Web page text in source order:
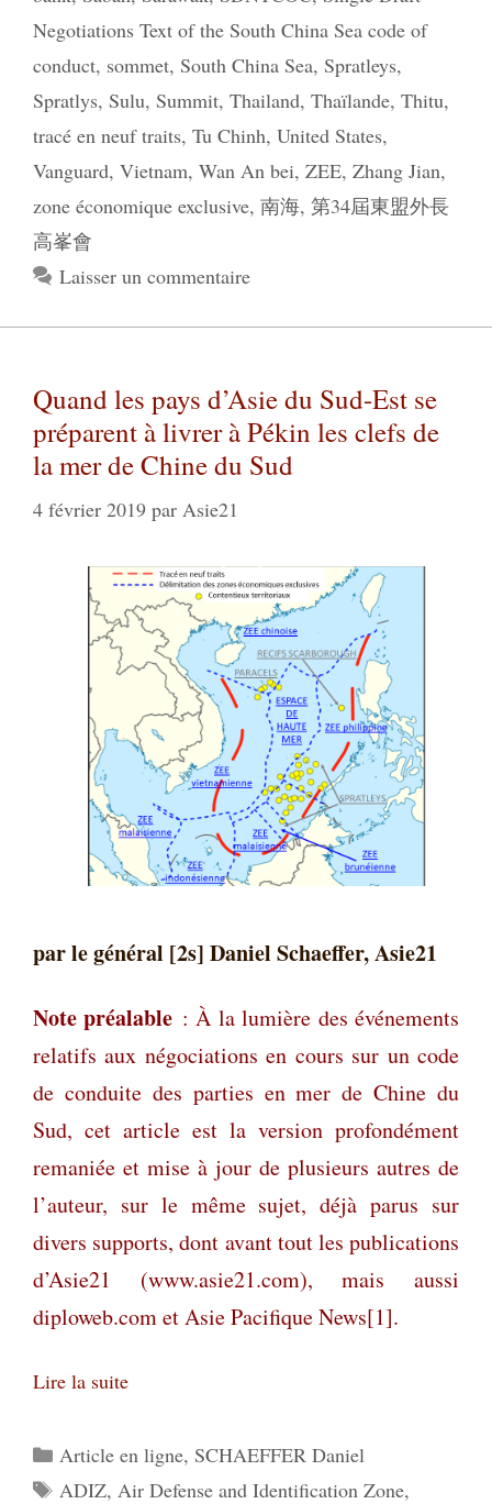
Negotiations Text of the South China Sea code of
conduct, sommet, South China Sea, Spratleys,
Spratlys, Sulu, Summit, Thailand, Thaïlande, Thitu,
tracé en neuf traits, Tu Chinh, United States,
Vanguard, Vietnam, Wan An bei, ZEE, Zhang Jian,
zone économique exclusive, 南海, 第34屆東盟外長
高峯會
Laisser un commentaire
Quand les pays d’Asie du Sud-Est se
préparent à livrer à Pékin les clefs de
la mer de Chine du Sud
4 février 2019 par Asie21
par le général [2s] Daniel Schaeffer, Asie21
Note préalable : À la lumière des événements
relatifs aux négociations en cours sur un code
de conduite des parties en mer de Chine du
Sud, cet article est la version profondément
remaniée et mise à jour de plusieurs autres de
l’auteur, sur le même sujet, déjà parus sur
divers supports, dont avant tout les publications
d’Asie21 (www.asie21.com), mais aussi
diploweb.com et Asie Pacifique News[1].
Lire la suite
Catégories
Article en ligne, SCHAEFFER Daniel
Étiquettes
ADIZ, Air Defense and Identification Zone,